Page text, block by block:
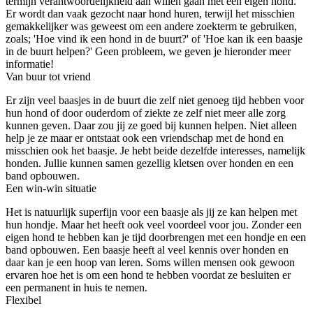
Er wordt dan vaak gezocht naar hond huren, terwijl het misschien
gemakkelijker was geweest om een andere zoekterm te gebruiken,
zoals; 'Hoe vind ik een hond in de buurt?' of 'Hoe kan ik een baasje
in de buurt helpen?' Geen probleem, we geven je hieronder meer
informatie!
Van buur tot vriend
Er zijn veel baasjes in de buurt die zelf niet genoeg tijd hebben voor
hun hond of door ouderdom of ziekte ze zelf niet meer alle zorg
kunnen geven. Daar zou jij ze goed bij kunnen helpen. Niet alleen
help je ze maar er ontstaat ook een vriendschap met de hond en
misschien ook het baasje. Je hebt beide dezelfde interesses, namelijk
honden. Jullie kunnen samen gezellig kletsen over honden en een
band opbouwen.
Een win-win situatie
Het is natuurlijk superfijn voor een baasje als jij ze kan helpen met
hun hondje. Maar het heeft ook veel voordeel voor jou. Zonder een
eigen hond te hebben kan je tijd doorbrengen met een hondje en een
band opbouwen. Een baasje heeft al veel kennis over honden en
daar kan je een hoop van leren. Soms willen mensen ook gewoon
ervaren hoe het is om een hond te hebben voordat ze besluiten er
een permanent in huis te nemen.
Flexibel